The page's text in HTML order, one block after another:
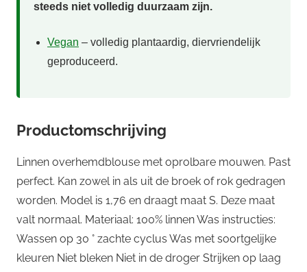
steeds niet volledig duurzaam zijn.
Vegan – volledig plantaardig, diervriendelijk
geproduceerd.
Productomschrijving
Linnen overhemdblouse met oprolbare mouwen. Past
perfect. Kan zowel in als uit de broek of rok gedragen
worden. Model is 1,76 en draagt maat S. Deze maat
valt normaal. Materiaal: 100% linnen Was instructies:
Wassen op 30 ° zachte cyclus Was met soortgelijke
kleuren Niet bleken Niet in de droger Strijken op laag